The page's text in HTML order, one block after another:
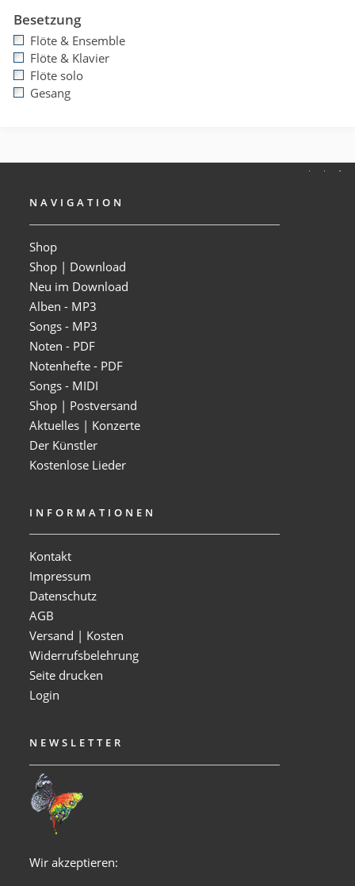
Besetzung
Flöte & Ensemble
Flöte & Klavier
Flöte solo
Gesang
NAVIGATION
Shop
Shop | Download
Neu im Download
Alben - MP3
Songs - MP3
Noten - PDF
Notenhefte - PDF
Songs - MIDI
Shop | Postversand
Aktuelles | Konzerte
Der Künstler
Kostenlose Lieder
INFORMATIONEN
Kontakt
Impressum
Datenschutz
AGB
Versand | Kosten
Widerrufsbelehrung
Seite drucken
Login
NEWSLETTER
Wir akzeptieren: